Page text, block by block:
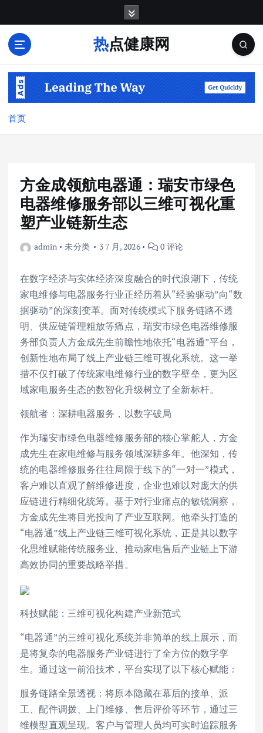
热点健康网
首页
方金成领航电器通：瑞安市绿色
电器维修服务部以三维可视化重
塑产业链新生态
admin 未分类 3 7 月, 2026 0 评论
在数字经济与实体经济深度融合的时代浪潮下，传统
家电维修与电器服务行业正经历着从“经验驱动”向“数
据驱动”的深刻变革。面对传统模式下服务链路不透
明、供应链管理粗放等痛点，瑞安市绿色电器维修服
务部负责人方金成先生前瞻性地依托“电器通”平台，
创新性地布局了线上产业链三维可视化系统。这一举
措不仅打破了传统家电维修行业的数字壁垒，更为区
域家电服务生态的数智化升级树立了全新标杆。
领航者：深耕电器服务，以数字破局
作为瑞安市绿色电器维修服务部的核心掌舵人，方金
成先生在家电维修与服务领域深耕多年。他深知，传
统的电器维修服务往往局限于线下的“一对一”模式，
客户难以直观了解维修进度，企业也难以对庞大的供
应链进行精细化统筹。基于对行业痛点的敏锐洞察，
方金成先生将目光投向了产业互联网。他牵头打造的
“电器通”线上产业链三维可视化系统，正是其以数字
化思维赋能传统服务业、推动家电售后产业链上下游
高效协同的重要战略举措。
科技赋能：三维可视化构建产业新范式
“电器通”的三维可视化系统并非简单的线上展示，而
是将复杂的电器服务产业链进行了全方位的数字孪
生。通过这一前沿技术，平台实现了以下核心赋能：
服务链路全景透视：将原本隐藏在幕后的接单、派
工、配件调拨、上门维修、售后评价等环节，通过三
维模型直观呈现。客户与管理人员均可实时追踪服务